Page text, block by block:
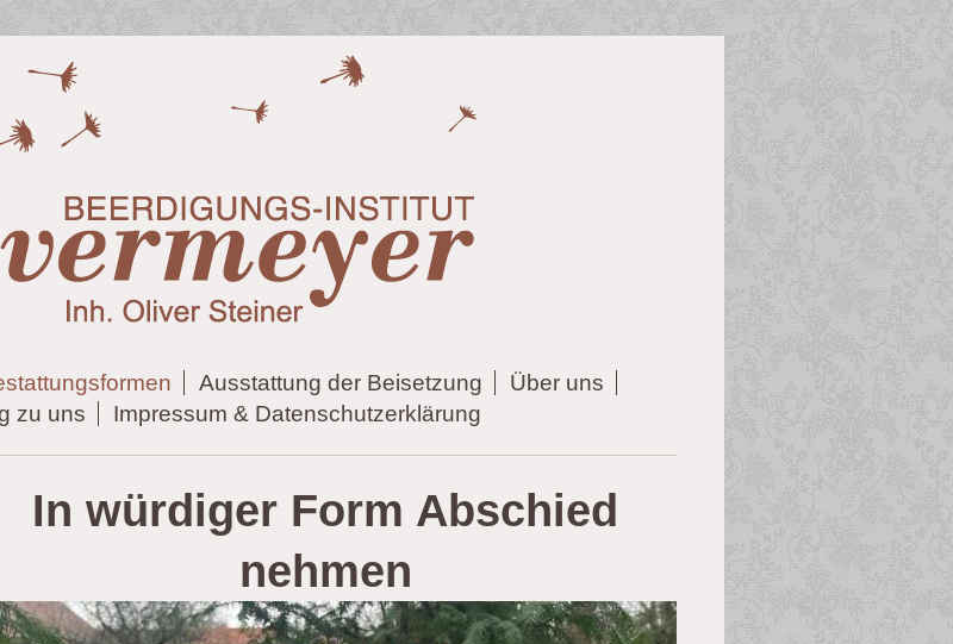
Ausstattung der Beisetzung
Über uns
zu uns Impressum & Datenschutzerklärung
In würdiger Form Abschied
nehmen